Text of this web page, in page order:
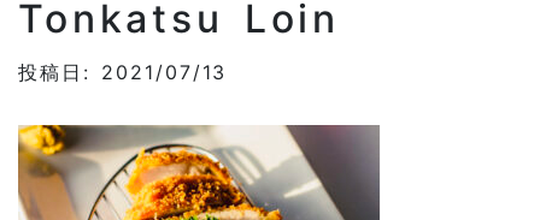
Tonkatsu Loin
投稿日: 2021/07/13